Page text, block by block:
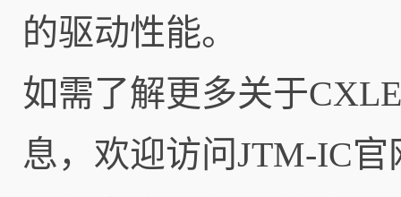
的驱动性能。
如需了解更多关于
息，欢迎访问JTM-IC官